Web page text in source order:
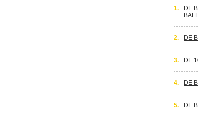
1.
DE
2. DE
3. DE
4. DE
5. DE